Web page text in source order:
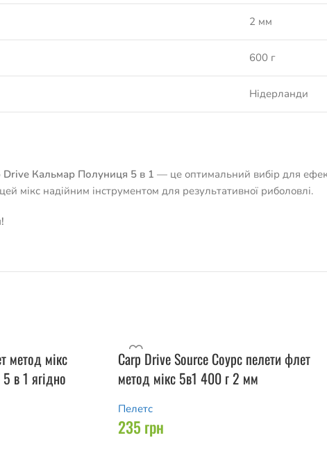
2 мм
600 г
Нідерланди
Drive Кальмар Полуниця 5 в 1 — це оптимальний вибір для
мікс надійним інструментом для результативної риболовлі.
метод мікс
в 1 ягідно
Carp Drive Source Соурс пелети флет
метод мікс 5в1 400 г 2 мм
Пелетс
235 грн